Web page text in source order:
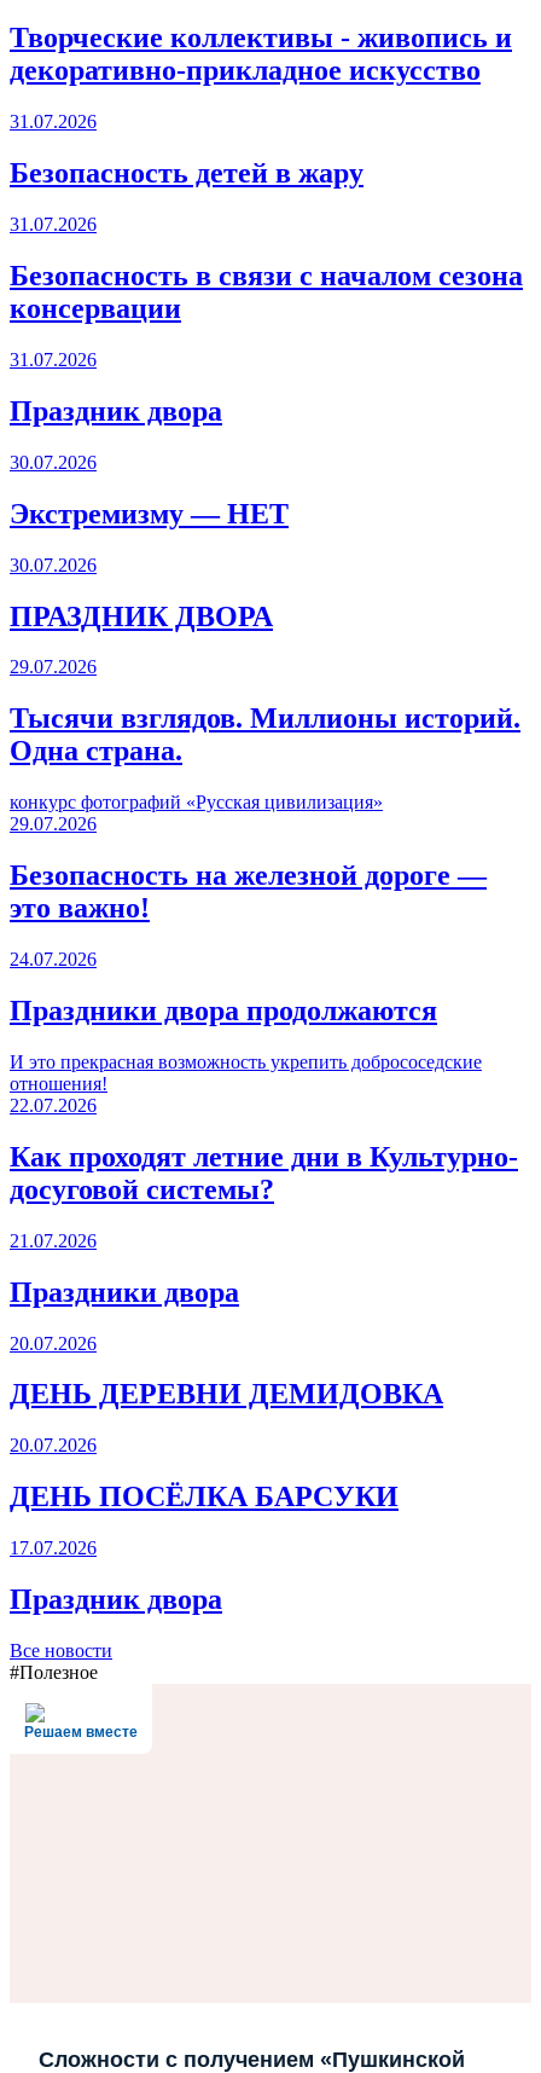
Творческие коллективы - живопись и
декоративно-прикладное искусство
31.07.2026
Безопасность детей в жару
31.07.2026
Безопасность в связи с началом сезона
консервации
31.07.2026
Праздник двора
30.07.2026
Экстремизму — НЕТ
30.07.2026
ПРАЗДНИК ДВОРА️
29.07.2026
Тысячи взглядов. Миллионы историй.
Одна страна.
конкурс фотографий «Русская цивилизация»
29.07.2026
Безопасность на железной дороге —
это важно!
24.07.2026
Праздники двора продолжаются
И это прекрасная возможность укрепить добрососедские
отношения!
22.07.2026
Как проходят летние дни в Культурно-
досуговой системы?
21.07.2026
Праздники двора
20.07.2026
ДЕНЬ ДЕРЕВНИ ДЕМИДОВКА
20.07.2026
ДЕНЬ ПОСЁЛКА БАРСУКИ
17.07.2026
Праздник двора
Все новости
#Полезное
Решаем вместе
Сложности с получением «Пушкинской